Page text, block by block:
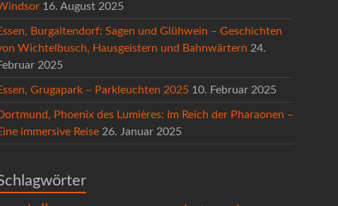
16. August 2025
Burgaltendorf: Sagen und Glühwein – Geschichten
Wichtelbusch, Hausgeistern und Bahnwärtern 24.
2025
Grugapark – Parkleuchten 2025 10. Februar 2025
Phoenix des Lumières: Im Reich der Pharaonen –
immersive Reise 26. Januar 2025